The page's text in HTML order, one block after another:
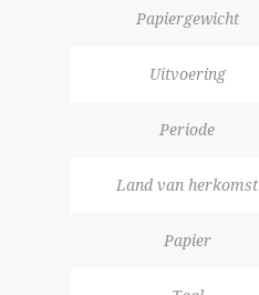
Papiergewicht
Uitvoering
Periode
Land van herkomst
Papier